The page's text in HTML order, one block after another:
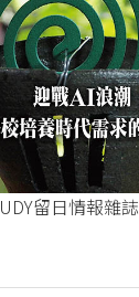
留日情報雜誌